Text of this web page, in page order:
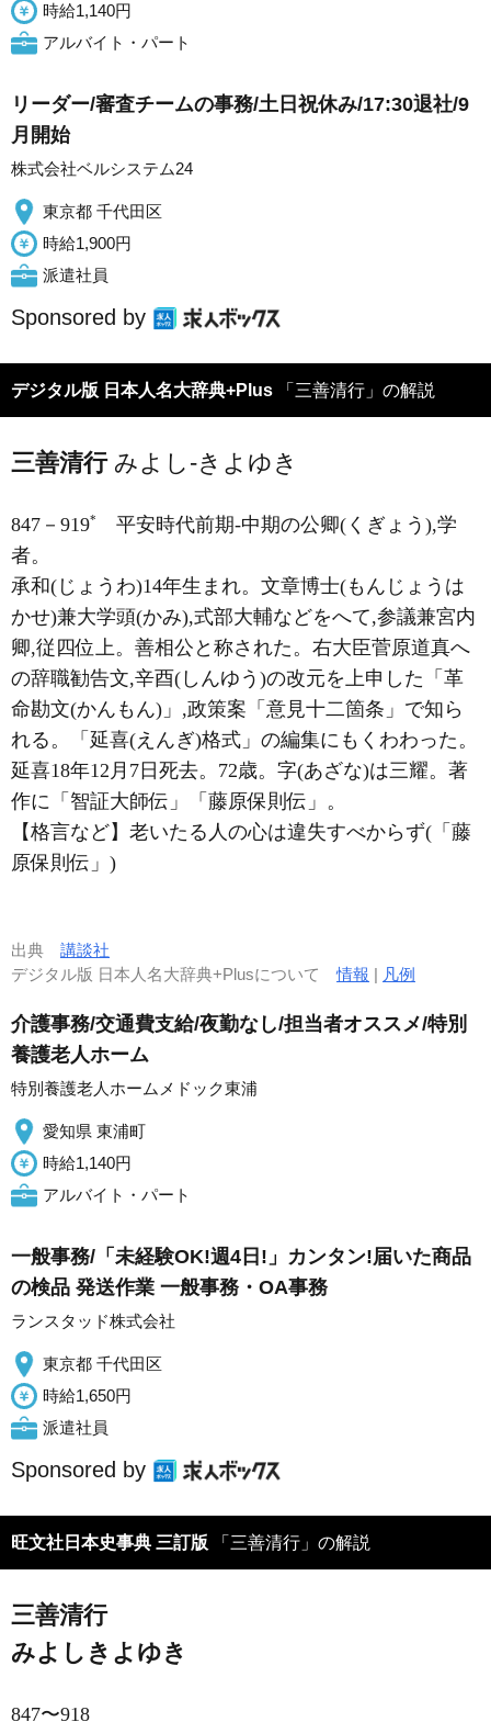
時給1,140円
アルバイト・パート
リーダー/審査チームの事務/土日祝休み/17:30退社/9
月開始
株式会社ベルシステム24
東京都 千代田区
時給1,900円
派遣社員
Sponsored by
デジタル版 日本人名大辞典+Plus 「三善清行」の解説
三善清行 みよし-きよゆき
847－919*
平安時代前期-中期の公卿(くぎょう),学
者。
承和(じょうわ)14年生まれ。文章博士(もんじょうは
かせ)兼大学頭(かみ),式部大輔などをへて,参議兼宮内
卿,従四位上。善相公と称された。右大臣菅原道真へ
の辞職勧告文,辛酉(しんゆう)の改元を上申した「革
命勘文(かんもん)」,政策案「意見十二箇条」で知ら
れる。「延喜(えんぎ)格式」の編集にもくわわった。
延喜18年12月7日死去。72歳。字(あざな)は三耀。著
作に「智証大師伝」「藤原保則伝」。
【格言など】老いたる人の心は違失すべからず(「藤
原保則伝」)
出典 講談社
デジタル版 日本人名大辞典+Plusについて情報 | 凡例
介護事務/交通費支給/夜勤なし/担当者オススメ/特別
養護老人ホーム
特別養護老人ホームメドック東浦
愛知県 東浦町
時給1,140円
アルバイト・パート
一般事務/「未経験OK!週4日!」カンタン!届いた商品
の検品 発送作業 一般事務・OA事務
ランスタッド株式会社
東京都 千代田区
時給1,650円
派遣社員
Sponsored by
旺文社日本史事典 三訂版 「三善清行」の解説
三善清行
みよしきよゆき
847〜918